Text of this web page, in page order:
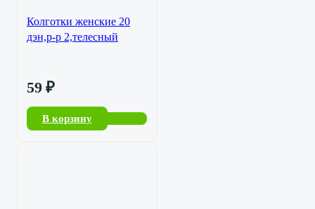
Колготки женские 20
дэн,р-р 2,телесный
59 ₽
В корзину